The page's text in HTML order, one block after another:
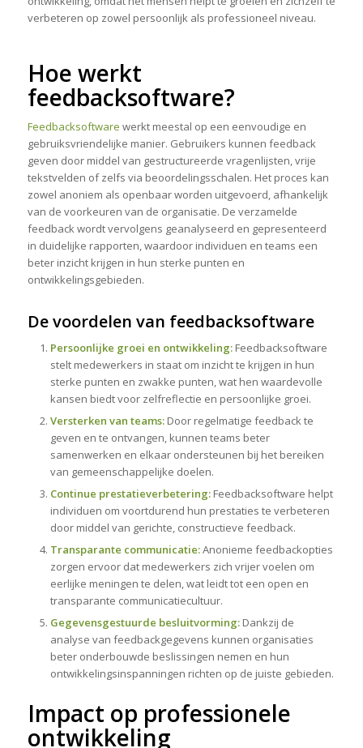
verbeteren op zowel persoonlijk als professioneel niveau.
Hoe werkt
feedbacksoftware?
Feedbacksoftware werkt meestal op een eenvoudige en
gebruiksvriendelijke manier. Gebruikers kunnen feedback
geven door middel van gestructureerde vragenlijsten, vrije
tekstvelden of zelfs via beoordelingsschalen. Het proces kan
zowel anoniem als openbaar worden uitgevoerd, afhankelijk
van de voorkeuren van de organisatie. De verzamelde
feedback wordt vervolgens geanalyseerd en gepresenteerd
in duidelijke rapporten, waardoor individuen en teams een
beter inzicht krijgen in hun sterke punten en
ontwikkelingsgebieden.
De voordelen van feedbacksoftware
Persoonlijke groei en ontwikkeling:Feedbacksoftware
stelt medewerkers in staat om inzicht te krijgen in hun
sterke punten en zwakke punten, wat hen waardevolle
kansen biedt voor zelfreflectie en persoonlijke groei.
Versterken van teams:Door regelmatige feedback te
geven en te ontvangen, kunnen teams beter
samenwerken en elkaar ondersteunen bij het bereiken
van gemeenschappelijke doelen.
Continue prestatieverbetering:Feedbacksoftware helpt
individuen om voortdurend hun prestaties te verbeteren
door middel van gerichte, constructieve feedback.
Transparante communicatie:Anonieme feedbackopties
zorgen ervoor dat medewerkers zich vrijer voelen om
eerlijke meningen te delen, wat leidt tot een open en
transparante communicatiecultuur.
Gegevensgestuurde besluitvorming:Dankzij de
analyse van feedbackgegevens kunnen organisaties
beter onderbouwde beslissingen nemen en hun
ontwikkelingsinspanningen richten op de juiste gebieden.
Impact op professionele
ontwikkeling